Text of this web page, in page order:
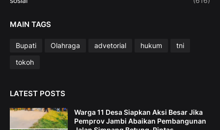
MAIN TAGS
Bupati Olahraga advetorial hukum
tni
tokoh
LATEST POSTS
Warga 11 Desa Siapkan Aksi Besar Jika
Pemprov Jambi Abaikan Pembangunan